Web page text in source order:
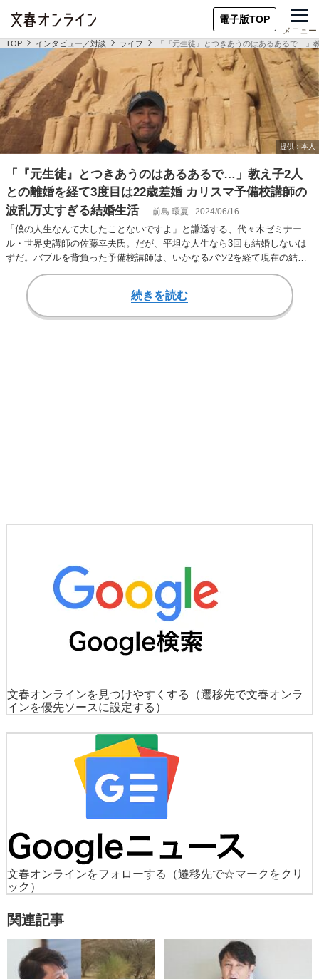
電子版TOP
メニュー
TOP インタビュー／対談 ライフ 「『元生徒』とつきあうのはあるあるで…」
「『元生徒』とつきあうのはあるあるで…」教え子2人
との離婚を経て3度目は22歳差婚 カリスマ予備校講師の
波乱万丈すぎる結婚生活
前島 環夏 2024/06/16
「僕の人生なんて大したことないですよ」と謙遜する、代々木ゼミナー
ル・世界史講師の佐藤幸夫氏。だが、平坦な人生なら3回も結婚しないは
ずだ。バブルを背負った予備校講師は、いかなるバツ2を経て現在の結婚
生活へ辿りついたのか…
続きを読む
文春オンラインを見つけやすくする
（遷移先で文春オンラ
インを優先ソースに設定する）
文春オンラインをフォローする
（遷移先で☆マークをクリ
ック）
関連記事